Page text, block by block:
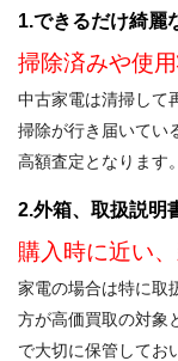
1.できるだけ綺麗
掃除済みや使
中古家電は清掃して
掃除が行き届いてい
高額査定となります。
2.外箱、取扱説明
購入時に近い
家電の場合は特に取
方が高価買取の対象
で大切に保管してお